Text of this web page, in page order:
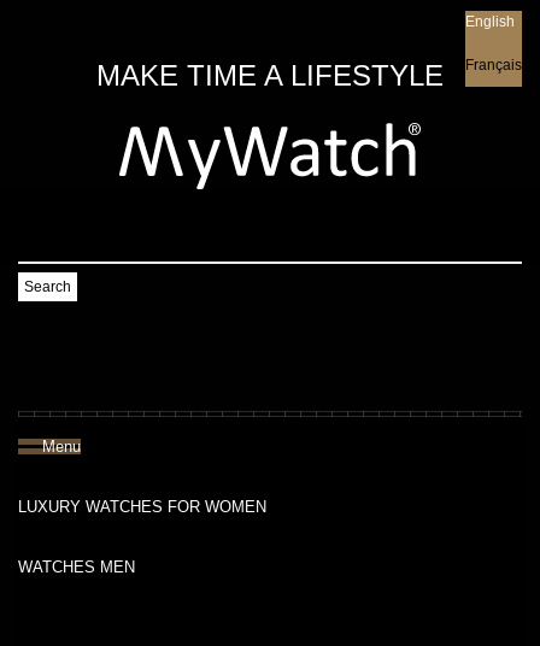
MAKE TIME A LIFESTYLE
English
Français
Search
Menu
LUXURY WATCHES FOR WOMEN
WATCHES MEN